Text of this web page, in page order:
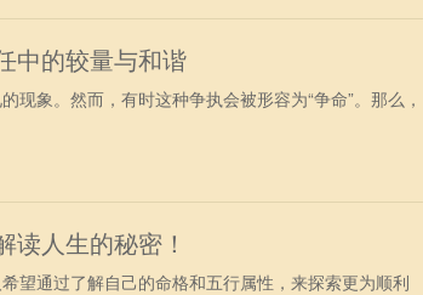
中的较量与和谐
象。然而，有时这种争执会被形容为“争命”。那么，
人生的秘密！
望通过了解自己的命格和五行属性，来探索更为顺利